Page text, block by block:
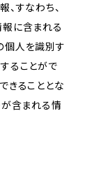
すなわち、
に含まれる
個人を識別す
ることがで
きることとな
が含まれる情